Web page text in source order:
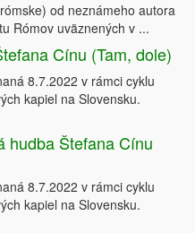
od neznámeho autora
Rómov uväznených v ...
Cínu (Tam, dole)
8.7.2022 v rámci cyklu
kapiel na Slovensku.
hudba Štefana Cínu
8.7.2022 v rámci cyklu
kapiel na Slovensku.